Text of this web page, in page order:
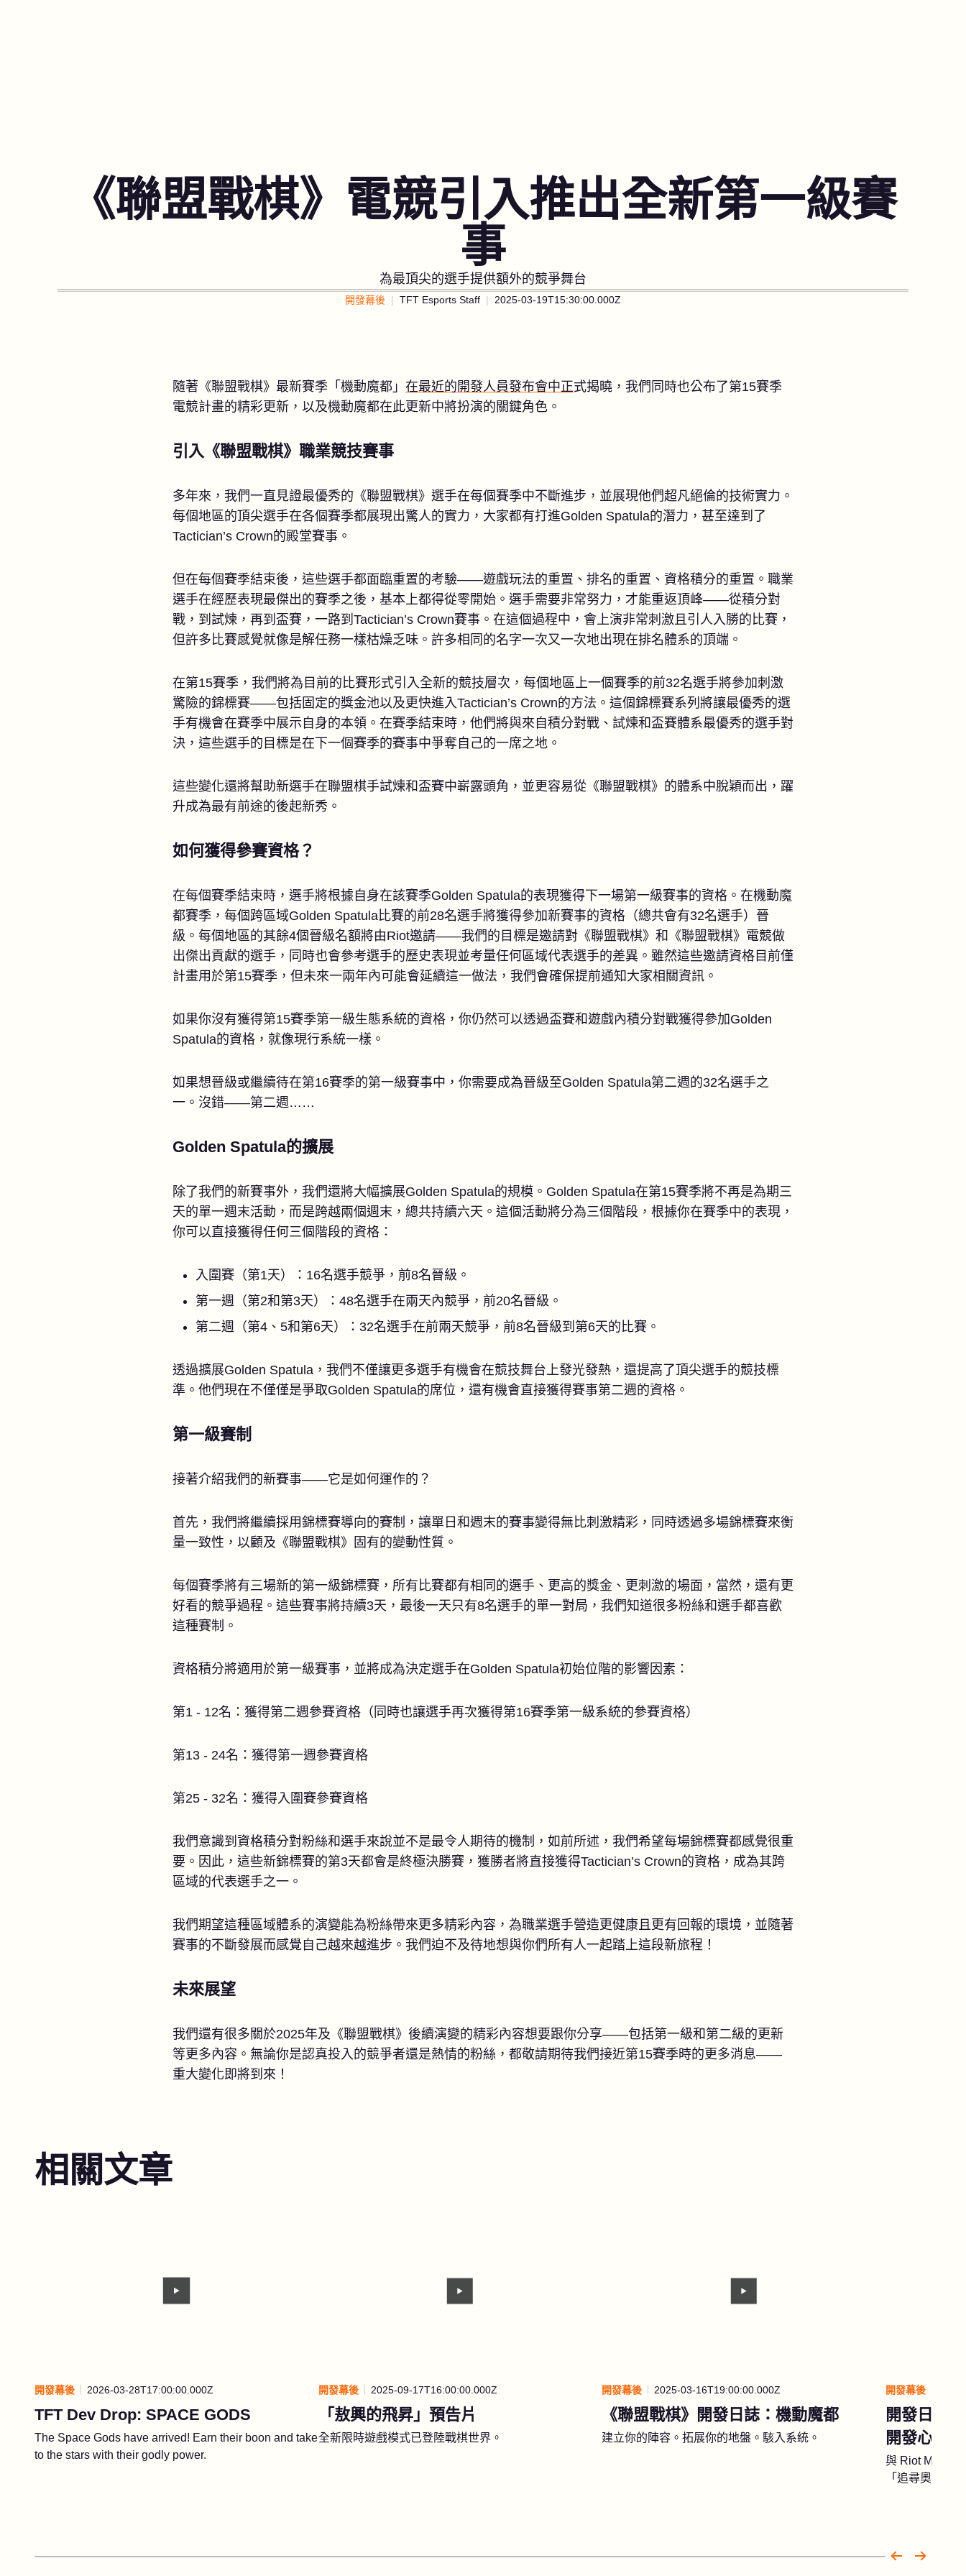
《聯盟戰棋》電競引入推出全新第一級賽
事
為最頂尖的選手提供額外的競爭舞台
開發幕後 TFT Esports Staff 2025-03-19T15:30:00.000Z
隨著《聯盟戰棋》最新賽季「機動魔都」 在最近的開發人員發布會中正式揭曉，我們同時也公布了第15賽季
電競計畫的精彩更新，以及機動魔都在此更新中將扮演的關鍵角色。
引入《聯盟戰棋》職業競技賽事
多年來，我們一直見證最優秀的《聯盟戰棋》選手在每個賽季中不斷進步，並展現他們超凡絕倫的技術實力。
每個地區的頂尖選手在各個賽季都展現出驚人的實力，大家都有打進Golden Spatula的潛力，甚至達到了
Tactician’s Crown的殿堂賽事。
但在每個賽季結束後，這些選手都面臨重置的考驗——遊戲玩法的重置、排名的重置、資格積分的重置。職業
選手在經歷表現最傑出的賽季之後，基本上都得從零開始。選手需要非常努力，才能重返頂峰——從積分對
戰，到試煉，再到盃賽，一路到Tactician’s Crown賽事。在這個過程中，會上演非常刺激且引人入勝的比賽，
但許多比賽感覺就像是解任務一樣枯燥乏味。許多相同的名字一次又一次地出現在排名體系的頂端。
在第15賽季，我們將為目前的比賽形式引入全新的競技層次，每個地區上一個賽季的前32名選手將參加刺激
驚險的錦標賽——包括固定的獎金池以及更快進入Tactician’s Crown的方法。這個錦標賽系列將讓最優秀的選
手有機會在賽季中展示自身的本領。在賽季結束時，他們將與來自積分對戰、試煉和盃賽體系最優秀的選手對
決，這些選手的目標是在下一個賽季的賽事中爭奪自己的一席之地。
這些變化還將幫助新選手在聯盟棋手試煉和盃賽中嶄露頭角，並更容易從《聯盟戰棋》的體系中脫穎而出，躍
升成為最有前途的後起新秀。
如何獲得參賽資格？
在每個賽季結束時，選手將根據自身在該賽季Golden Spatula的表現獲得下一場第一級賽事的資格。在機動魔
都賽季，每個跨區域Golden Spatula比賽的前28名選手將獲得參加新賽事的資格（總共會有32名選手）晉
級。每個地區的其餘4個晉級名額將由Riot邀請——我們的目標是邀請對《聯盟戰棋》和《聯盟戰棋》電競做
出傑出貢獻的選手，同時也會參考選手的歷史表現並考量任何區域代表選手的差異。雖然這些邀請資格目前僅
計畫用於第15賽季，但未來一兩年內可能會延續這一做法，我們會確保提前通知大家相關資訊。
如果你沒有獲得第15賽季第一級生態系統的資格，你仍然可以透過盃賽和遊戲內積分對戰獲得參加Golden
Spatula的資格，就像現行系統一樣。
如果想晉級或繼續待在第16賽季的第一級賽事中，你需要成為晉級至Golden Spatula第二週的32名選手之
一。沒錯——第二週……
Golden Spatula的擴展
除了我們的新賽事外，我們還將大幅擴展Golden Spatula的規模。Golden Spatula在第15賽季將不再是為期三
天的單一週末活動，而是跨越兩個週末，總共持續六天。這個活動將分為三個階段，根據你在賽季中的表現，
你可以直接獲得任何三個階段的資格：
入圍賽（第1天）：16名選手競爭，前8名晉級。
第一週（第2和第3天）：48名選手在兩天內競爭，前20名晉級。
第二週（第4、5和第6天）：32名選手在前兩天競爭，前8名晉級到第6天的比賽。
透過擴展Golden Spatula，我們不僅讓更多選手有機會在競技舞台上發光發熱，還提高了頂尖選手的競技標
準。他們現在不僅僅是爭取Golden Spatula的席位，還有機會直接獲得賽事第二週的資格。
第一級賽制
接著介紹我們的新賽事——它是如何運作的？
首先，我們將繼續採用錦標賽導向的賽制，讓單日和週末的賽事變得無比刺激精彩，同時透過多場錦標賽來衡
量一致性，以顧及《聯盟戰棋》固有的變動性質。
每個賽季將有三場新的第一級錦標賽，所有比賽都有相同的選手、更高的獎金、更刺激的場面，當然，還有更
好看的競爭過程。這些賽事將持續3天，最後一天只有8名選手的單一對局，我們知道很多粉絲和選手都喜歡
這種賽制。
資格積分將適用於第一級賽事，並將成為決定選手在Golden Spatula初始位階的影響因素：
第1 - 12名：獲得第二週參賽資格（同時也讓選手再次獲得第16賽季第一級系統的參賽資格）
第13 - 24名：獲得第一週參賽資格
第25 - 32名：獲得入圍賽參賽資格
我們意識到資格積分對粉絲和選手來說並不是最令人期待的機制，如前所述，我們希望每場錦標賽都感覺很重
要。因此，這些新錦標賽的第3天都會是終極決勝賽，獲勝者將直接獲得Tactician’s Crown的資格，成為其跨
區域的代表選手之一。
我們期望這種區域體系的演變能為粉絲帶來更多精彩內容，為職業選手營造更健康且更有回報的環境，並隨著
賽事的不斷發展而感覺自己越來越進步。我們迫不及待地想與你們所有人一起踏上這段新旅程！
未來展望
我們還有很多關於2025年及《聯盟戰棋》後續演變的精彩內容想要跟你分享——包括第一級和第二級的更新
等更多內容。無論你是認真投入的競爭者還是熱情的粉絲，都敬請期待我們接近第15賽季時的更多消息——
重大變化即將到來！
相關文章
開發幕後 2026-03-28T17:00:00.000Z
TFT Dev Drop: SPACE GODS
The Space Gods have arrived! Earn their boon and take
to the stars with their godly power.
開發幕後 2025-09-17T16:00:00.000Z
「敖興的飛昇」預告片
全新限時遊戲模式已登陸戰棋世界。
開發幕後 2025-03-16T19:00:00.000Z
《聯盟戰棋》開發日誌：機動魔都
建立你的陣容。拓展你的地盤。駭入系統。
開發幕後
開發日誌
開發心得
與 Riot Mort、
「追尋奧術」